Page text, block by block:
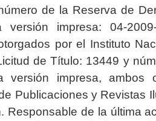
de la Reserva de
impresa: 04-2009-
por el Instituto
de Título: 13449 y
versión impresa, ambos
Publicaciones y Revistas
Responsable de la última